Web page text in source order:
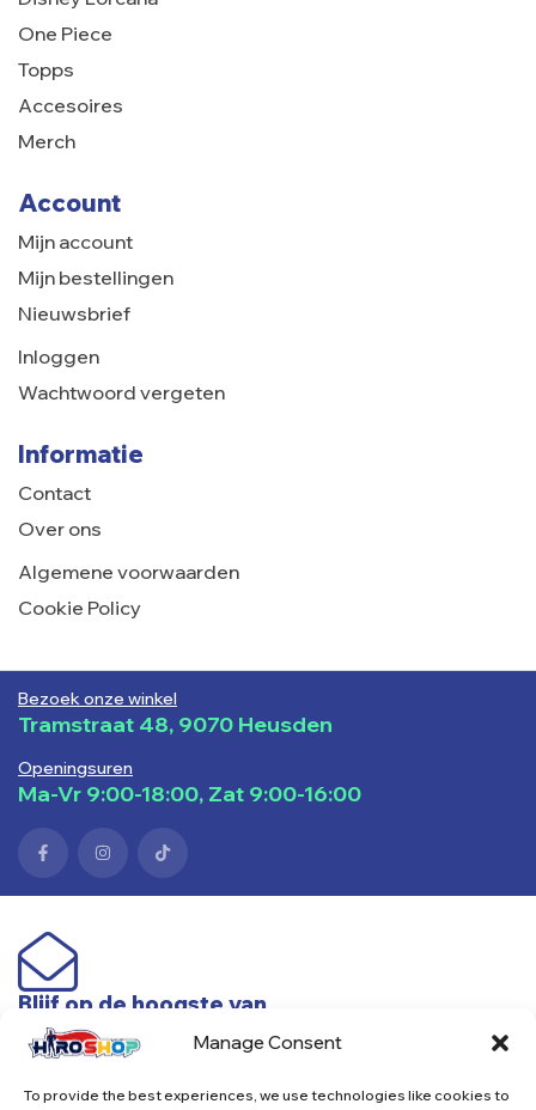
Manage Consent
To provide the best experiences, we use technologies like cookies to
Bezoek onze winkel
Tramstraat 48, 9070 Heusden
Openingsuren
Ma-Vr 9:00-18:00, Zat 9:00-16:00
Blijf op de hoogste van
nieuwe producten & acties
One Piece
Topps
Accesoires
Merch
Account
Mijn account
Mijn bestellingen
Nieuwsbrief
Inloggen
Wachtwoord vergeten
Informatie
Contact
Over ons
Algemene voorwaarden
Cookie Policy